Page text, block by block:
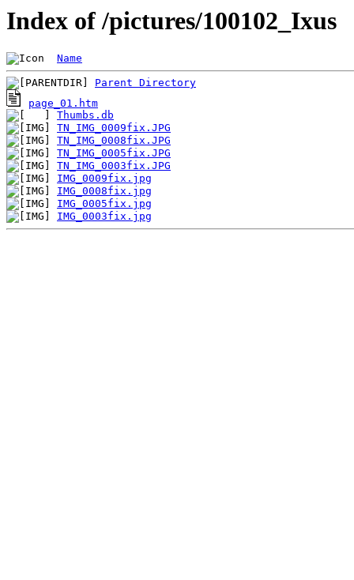
Index of /pictures/100102_Ixus
Name
Parent Directory
page_01.htm
Thumbs.db
TN_IMG_0009fix.JPG
TN_IMG_0008fix.JPG
TN_IMG_0005fix.JPG
TN_IMG_0003fix.JPG
IMG_0009fix.jpg
IMG_0008fix.jpg
IMG_0005fix.jpg
IMG_0003fix.jpg